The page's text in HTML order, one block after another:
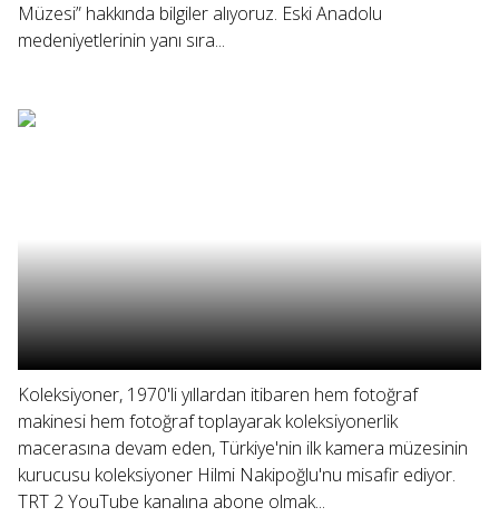
Müzesi” hakkında bilgiler alıyoruz. Eski Anadolu
medeniyetlerinin yanı sıra...
Koleksiyoner, 1970'li yıllardan itibaren hem fotoğraf
makinesi hem fotoğraf toplayarak koleksiyonerlik
macerasına devam eden, Türkiye'nin ilk kamera müzesinin
kurucusu koleksiyoner Hilmi Nakipoğlu'nu misafir ediyor.
TRT 2 YouTube kanalına abone olmak...